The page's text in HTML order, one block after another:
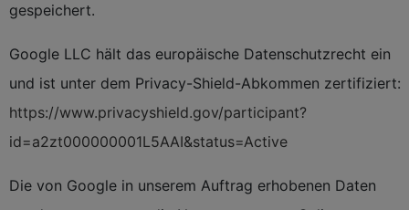
gespeichert.
Google LLC hält das europäische Datenschutzrecht ein
und ist unter dem Privacy-Shield-Abkommen zertifiziert:
https://www.privacyshield.gov/participant?
id=a2zt000000001L5AAI&status=Active
Die von Google in unserem Auftrag erhobenen Daten